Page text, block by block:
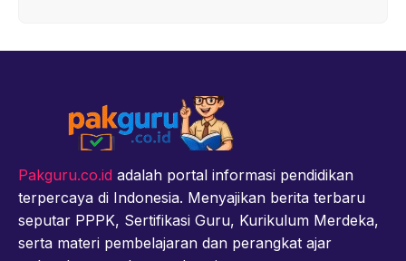
Pakguru.co.id adalah portal informasi pendidikan
terpercaya di Indonesia. Menyajikan berita terbaru
seputar PPPK, Sertifikasi Guru, Kurikulum Merdeka,
serta materi pembelajaran dan perangkat ajar